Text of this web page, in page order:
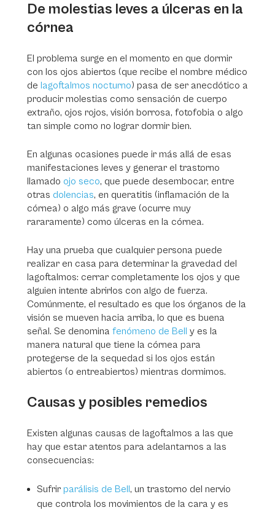
De molestias leves a úlceras en la
córnea
El problema surge en el momento en que dormir
con los ojos abiertos (que recibe el nombre médico
de lagoftalmos nocturno) pasa de ser anecdótico a
producir molestias como sensación de cuerpo
extraño, ojos rojos, visión borrosa, fotofobia o algo
tan simple como no lograr dormir bien.
En algunas ocasiones puede ir más allá de esas
manifestaciones leves y generar el trastorno
llamado ojo seco, que puede desembocar, entre
otras dolencias, en queratitis (inflamación de la
córnea) o algo más grave (ocurre muy
rararamente) como úlceras en la córnea.
Hay una prueba que cualquier persona puede
realizar en casa para determinar la gravedad del
lagoftalmos: cerrar completamente los ojos y que
alguien intente abrirlos con algo de fuerza.
Comúnmente, el resultado es que los órganos de la
visión se mueven hacia arriba, lo que es buena
señal. Se denomina fenómeno de Bell y es la
manera natural que tiene la córnea para
protegerse de la sequedad si los ojos están
abiertos (o entreabiertos) mientras dormimos.
Causas y posibles remedios
Existen algunas causas de lagoftalmos a las que
hay que estar atentos para adelantarnos a las
consecuencias:
Sufrir parálisis de Bell, un trastorno del nervio
que controla los movimientos de la cara y es